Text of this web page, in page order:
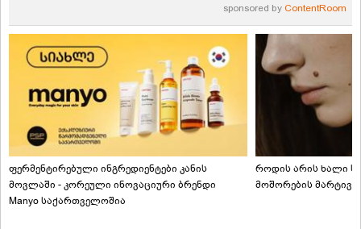
sponsored by ContentRoom
ფერმენტირებული ინგრედიენტები კანის
მოვლაში - კორეული ინოვაციური ბრენდი
Manyo საქართველოშია
როდის არის ხალი
მოშორების